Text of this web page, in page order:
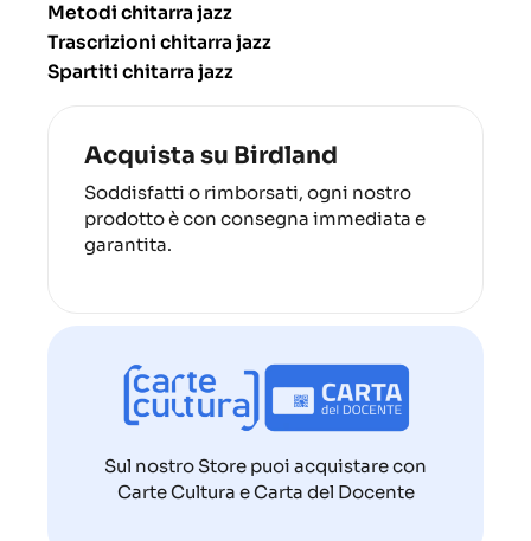
Metodi chitarra jazz
Trascrizioni chitarra jazz
Spartiti chitarra jazz
Acquista su Birdland
Soddisfatti o rimborsati, ogni nostro
prodotto è con consegna immediata e
garantita.
Sul nostro Store puoi acquistare con
Carte Cultura e Carta del Docente